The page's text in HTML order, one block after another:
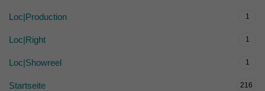
Loc|Production 1
Loc|Right 1
Loc|Showreel 1
Startseite 216